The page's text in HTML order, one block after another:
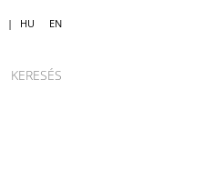
| HU EN
KERESÉS